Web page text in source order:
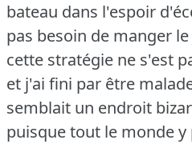
bateau dans l'espoir
pas besoin de manger
cette stratégie ne s'est
et j'ai fini par être
semblait un endroit
puisque tout le monde